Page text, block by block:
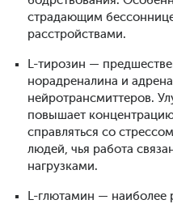
страдающим
расстройствами.
L-тирозин —
норадреналина и
нейротрансмиттеров.
повышает
справляться со
людей, чья работа
нагрузками.
L-глютамин — наиболее